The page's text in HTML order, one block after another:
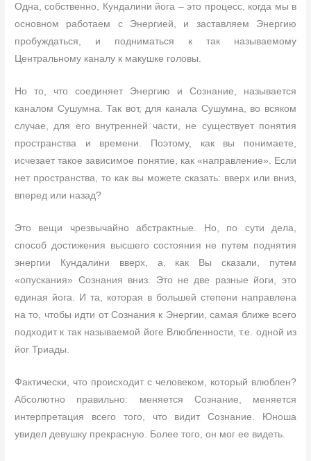
Одна, собственно, Кундалини йога – это процесс, когда мы в
основном работаем с Энергией, и заставляем Энергию
пробуждаться, и подниматься к так называемому
Центральному каналу к макушке головы.
Но то, что соединяет Энергию и Сознание, называется
каналом Сушумна. Так вот, для канала Сушумна, во всяком
случае, для его внутренней части, не существует понятия
пространства и времени. Поэтому, как вы понимаете,
исчезает такое зависимое понятие, как «направление». Если
нет пространства, то как вы можете сказать: вверх или вниз,
вперед или назад?
Это вещи чрезвычайно абстрактные. Но, по сути дела,
способ достижения высшего состояния не путем поднятия
энергии Кундалини вверх, а, как Вы сказали, путем
«опускания» Сознания вниз. Это не две разные йоги, это
единая йога. И та, которая в большей степени направлена
на то, чтобы идти от Сознания к Энергии, самая ближе всего
подходит к так называемой йоге Влюбленности, т.е. одной из
йог Триады.
Фактически, что происходит с человеком, который влюблен?
Абсолютно правильно: меняется Сознание, меняется
интерпретация всего того, что видит Сознание. Юноша
увидел девушку прекрасную. Более того, он мог ее видеть.